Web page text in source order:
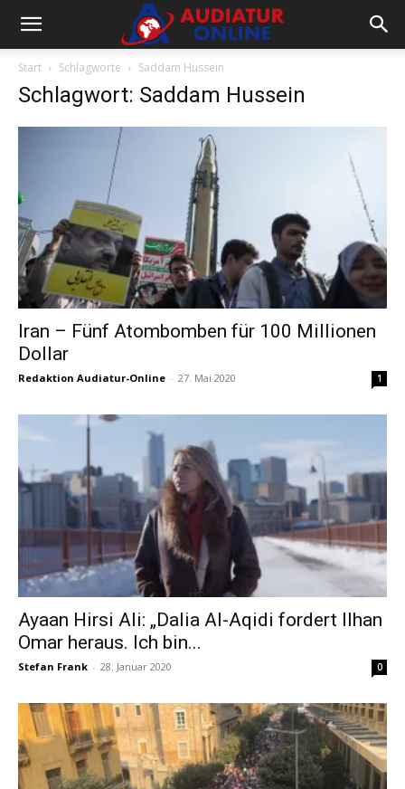
Start Schlagworte Saddam Hussein
Schlagwort: Saddam Hussein
Iran – Fünf Atombomben für 100 Millionen
Dollar
Redaktion Audiatur-Online - 27. Mai 2020 1
Ayaan Hirsi Ali: „Dalia Al-Aqidi fordert Ilhan
Omar heraus. Ich bin...
Stefan Frank - 28. Januar 2020 0